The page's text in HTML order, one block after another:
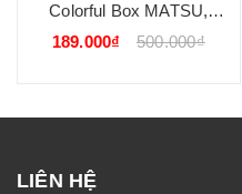
Colorful Box MATSU,
nhựa PP nguyên sinh, lưu
189.000₫ 500.000₫
LIÊN HỆ